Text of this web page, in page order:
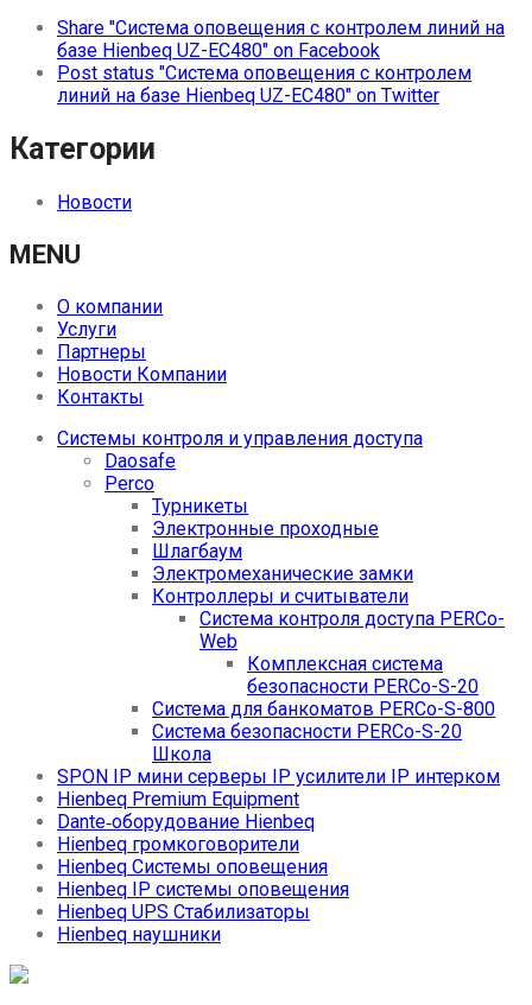
Share "Система оповещения с контролем линий на
базе Hienbeq UZ-EC480" on Facebook
Post status "Система оповещения с контролем
линий на базе Hienbeq UZ-EC480" on Twitter
Категории
Новости
MENU
О компании
Услуги
Партнеры
Новости Компании
Контакты
Системы контроля и управления доступа
Daosafe
Perco
Турникеты
Электронные проходные
Шлагбаум
Электромеханические замки
Контроллеры и считыватели
Система контроля доступа PERCo-
Web
Комплексная система
безопасности PERCo-S-20
Система для банкоматов PERCo-S-800
Система безопасности PERCo-S-20
Школа
SPON IP мини серверы IP усилители IP интерком
Hienbeq Premium Equipment
Dante‑оборудование Hienbeq
Hienbeq громкоговорители
Hienbeq Системы оповещения
Hienbeq IP системы оповещения
Hienbeq UPS Стабилизаторы
Hienbeq наушники